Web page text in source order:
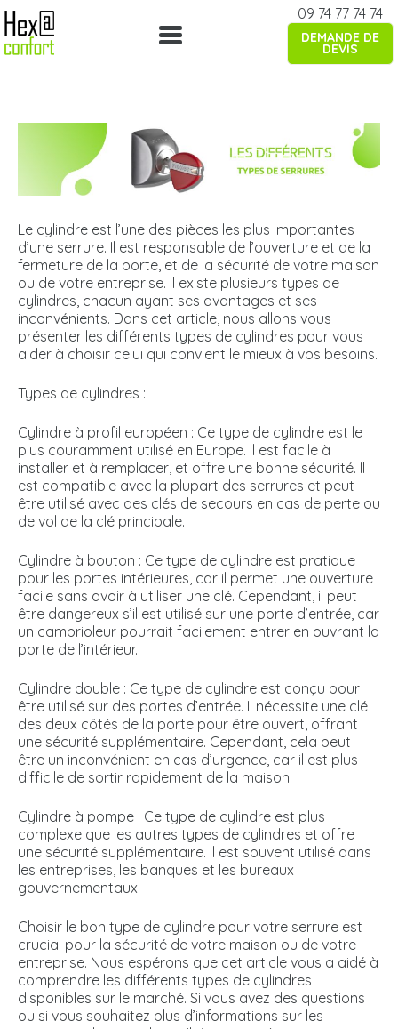
Skip
to
content
09 74 77 74 74
DEMANDE DE
DEVIS
Le cylindre est l’une des pièces les plus importantes
d’une serrure. Il est responsable de l’ouverture et de la
fermeture de la porte, et de la sécurité de votre maison
ou de votre entreprise. Il existe plusieurs types de
cylindres, chacun ayant ses avantages et ses
inconvénients. Dans cet article, nous allons vous
présenter les différents types de cylindres pour vous
aider à choisir celui qui convient le mieux à vos besoins.
Types de cylindres :
Cylindre à profil européen : Ce type de cylindre est le
plus couramment utilisé en Europe. Il est facile à
installer et à remplacer, et offre une bonne sécurité. Il
est compatible avec la plupart des serrures et peut
être utilisé avec des clés de secours en cas de perte ou
de vol de la clé principale.
Cylindre à bouton : Ce type de cylindre est pratique
pour les portes intérieures, car il permet une ouverture
facile sans avoir à utiliser une clé. Cependant, il peut
être dangereux s’il est utilisé sur une porte d’entrée, car
un cambrioleur pourrait facilement entrer en ouvrant la
porte de l’intérieur.
Cylindre double : Ce type de cylindre est conçu pour
être utilisé sur des portes d’entrée. Il nécessite une clé
des deux côtés de la porte pour être ouvert, offrant
une sécurité supplémentaire. Cependant, cela peut
être un inconvénient en cas d’urgence, car il est plus
difficile de sortir rapidement de la maison.
Cylindre à pompe : Ce type de cylindre est plus
complexe que les autres types de cylindres et offre
une sécurité supplémentaire. Il est souvent utilisé dans
les entreprises, les banques et les bureaux
gouvernementaux.
Choisir le bon type de cylindre pour votre serrure est
crucial pour la sécurité de votre maison ou de votre
entreprise. Nous espérons que cet article vous a aidé à
comprendre les différents types de cylindres
disponibles sur le marché. Si vous avez des questions
ou si vous souhaitez plus d’informations sur les